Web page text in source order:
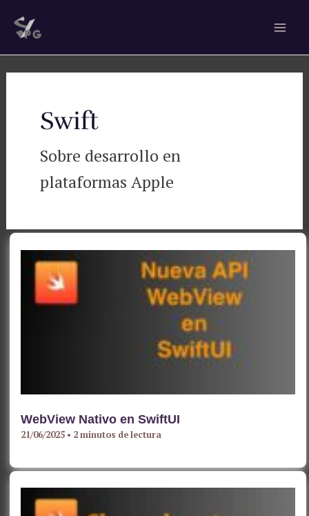
Swift
Sobre desarrollo en
plataformas Apple
WebView Nativo en SwiftUI
21/06/2025 • 2 minutos de lectura
de